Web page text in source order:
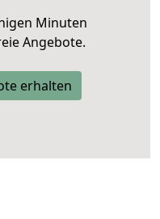
Minuten
Angebote.
erhalten